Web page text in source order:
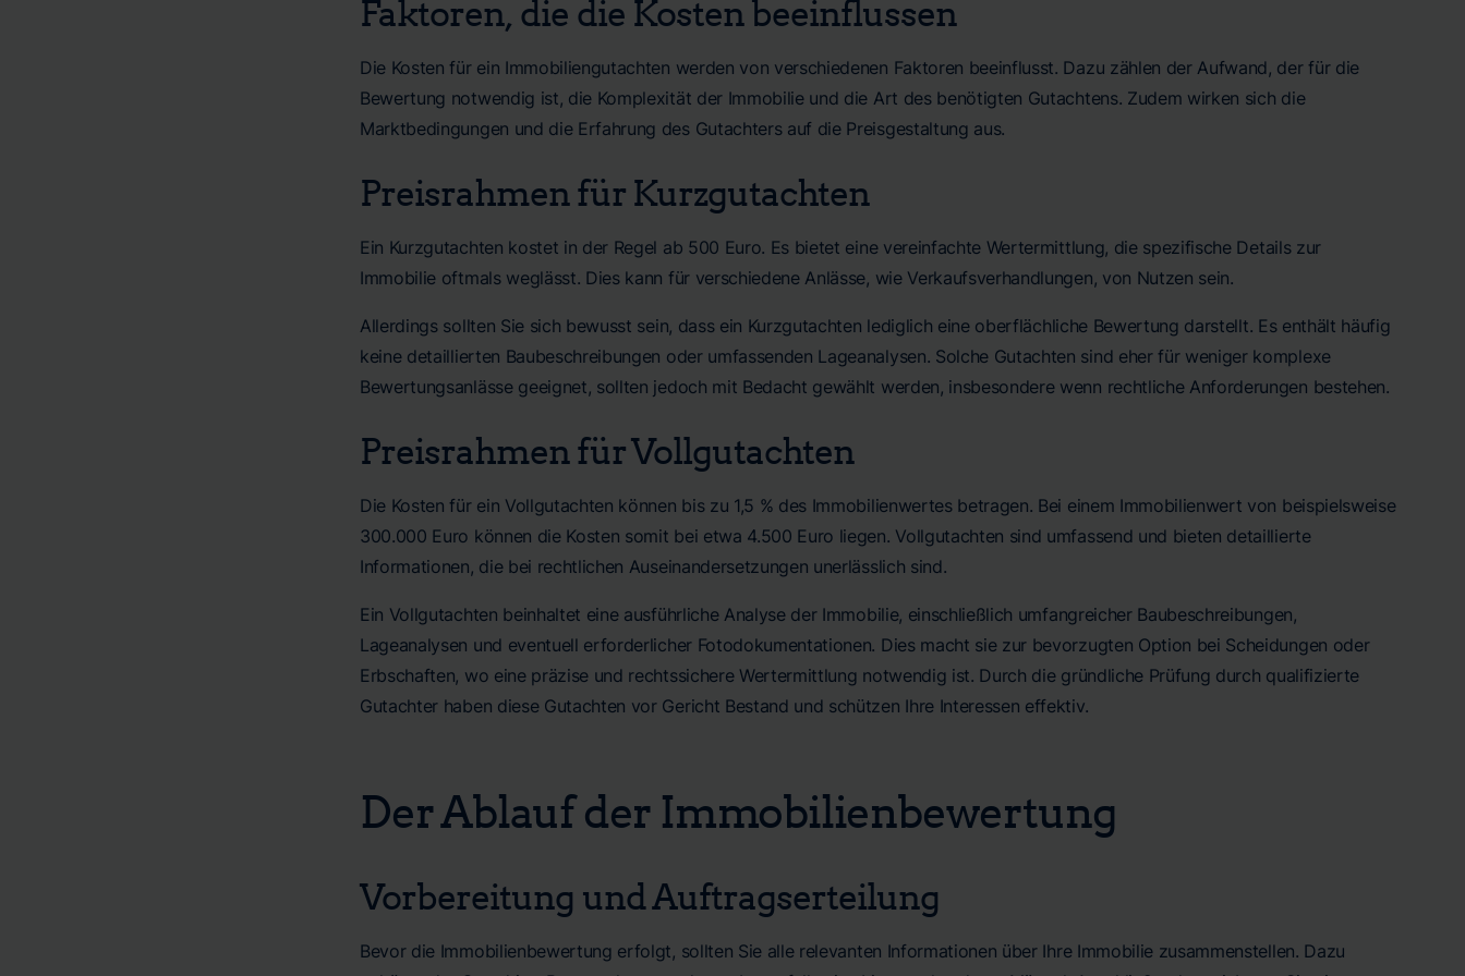
Faktoren, die die Kosten beeinflussen
Die Kosten für ein Immobiliengutachten werden von verschiedenen Faktoren beeinflusst. Dazu zählen der Aufwand, der für die
Bewertung notwendig ist, die Komplexität der Immobilie und die Art des benötigten Gutachtens. Zudem wirken sich die
Marktbedingungen und die Erfahrung des Gutachters auf die Preisgestaltung aus.
Preisrahmen für Kurzgutachten
Ein Kurzgutachten kostet in der Regel ab 500 Euro. Es bietet eine vereinfachte Wertermittlung, die spezifische Details zur
Immobilie oftmals weglässt. Dies kann für verschiedene Anlässe, wie Verkaufsverhandlungen, von Nutzen sein.
Allerdings sollten Sie sich bewusst sein, dass ein Kurzgutachten lediglich eine oberflächliche Bewertung darstellt. Es enthält häufig
keine detaillierten Baubeschreibungen oder umfassenden Lageanalysen. Solche Gutachten sind eher für weniger komplexe
Bewertungsanlässe geeignet, sollten jedoch mit Bedacht gewählt werden, insbesondere wenn rechtliche Anforderungen bestehen.
Preisrahmen für Vollgutachten
Die Kosten für ein Vollgutachten können bis zu 1,5 % des Immobilienwertes betragen. Bei einem Immobilienwert von beispielsweise
300.000 Euro können die Kosten somit bei etwa 4.500 Euro liegen. Vollgutachten sind umfassend und bieten detaillierte
Informationen, die bei rechtlichen Auseinandersetzungen unerlässlich sind.
Ein Vollgutachten beinhaltet eine ausführliche Analyse der Immobilie, einschließlich umfangreicher Baubeschreibungen,
Lageanalysen und eventuell erforderlicher Fotodokumentationen. Dies macht sie zur bevorzugten Option bei Scheidungen oder
Erbschaften, wo eine präzise und rechtssichere Wertermittlung notwendig ist. Durch die gründliche Prüfung durch qualifizierte
Gutachter haben diese Gutachten vor Gericht Bestand und schützen Ihre Interessen effektiv.
Der Ablauf der Immobilienbewertung
Vorbereitung und Auftragserteilung
Bevor die Immobilienbewertung erfolgt, sollten Sie alle relevanten Informationen über Ihre Immobilie zusammenstellen. Dazu